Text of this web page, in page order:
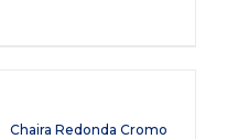
Chaira Redonda Cromo